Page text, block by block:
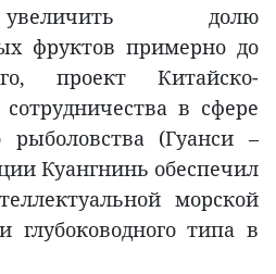
долю
фруктов примерно до
проект Китайско-
в сфере
рыболовства (Гуанси –
Куангнинь обеспечил
морской
глубоководного типа в